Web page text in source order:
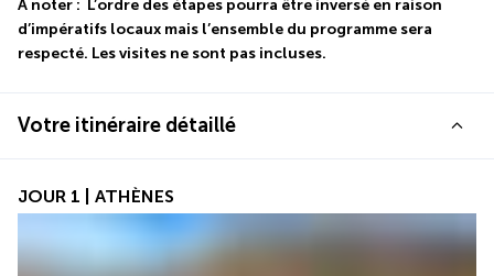
À noter :  L’ordre des étapes pourra être inversé en raison
d’impératifs locaux mais l’ensemble du programme sera
respecté. Les visites ne sont pas incluses.
Votre itinéraire détaillé
JOUR 1 | ATHÈNES